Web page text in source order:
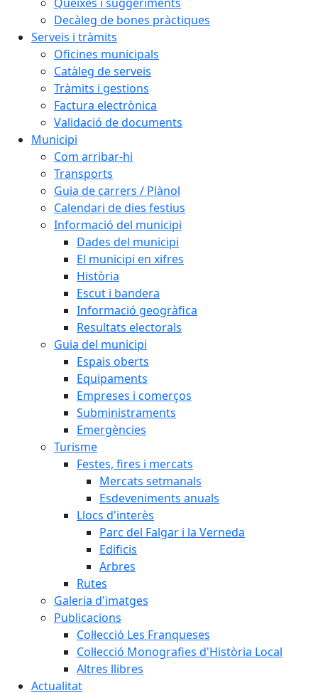
Decàleg de bones pràctiques
Serveis i tràmits
Oficines municipals
Catàleg de serveis
Tràmits i gestions
Factura electrònica
Validació de documents
Municipi
Com arribar-hi
Transports
Guia de carrers / Plànol
Calendari de dies festius
Informació del municipi
Dades del municipi
El municipi en xifres
Història
Escut i bandera
Informació geogràfica
Resultats electorals
Guia del municipi
Espais oberts
Equipaments
Empreses i comerços
Subministraments
Emergències
Turisme
Festes, fires i mercats
Mercats setmanals
Esdeveniments anuals
Llocs d'interès
Parc del Falgar i la Verneda
Edificis
Arbres
Rutes
Galeria d'imatges
Publicacions
Col·lecció Les Franqueses
Col·lecció Monografies d'Història Local
Altres llibres
Actualitat